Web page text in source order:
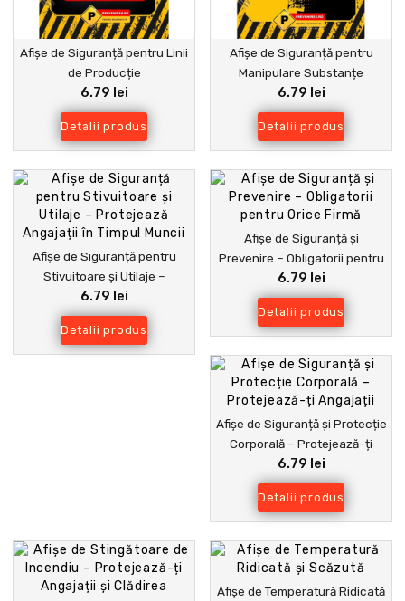
Afișe de Siguranță pentru Linii
de Producție
6.79 lei
Detalii produs
Afișe de Siguranță pentru
Manipulare Substanțe
Explozive – Ușor de Urmat
6.79 lei
Detalii produs
Afișe de Siguranță pentru
Stivuitoare și Utilaje –
Protejează Angajații în Timpul
Muncii
6.79 lei
Detalii produs
Afișe de Siguranță și
Prevenire – Obligatorii pentru
Orice Firmă
6.79 lei
Detalii produs
Afișe de Siguranță și Protecție
Corporală – Protejează-ți
Angajații
6.79 lei
Detalii produs
Afișe de Temperatură Ridicată